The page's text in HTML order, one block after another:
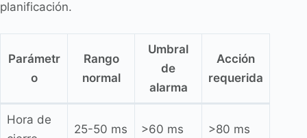
planificación.
Parámetr
o
Rango
normal
Umbral
de
alarma
Acción
requerida
Hora de
25-50 ms >60 ms >80 ms